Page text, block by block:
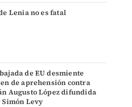
Lenia no es fatal
de EU desmiente
de aprehensión contra
Augusto López difundida
Simón Levy